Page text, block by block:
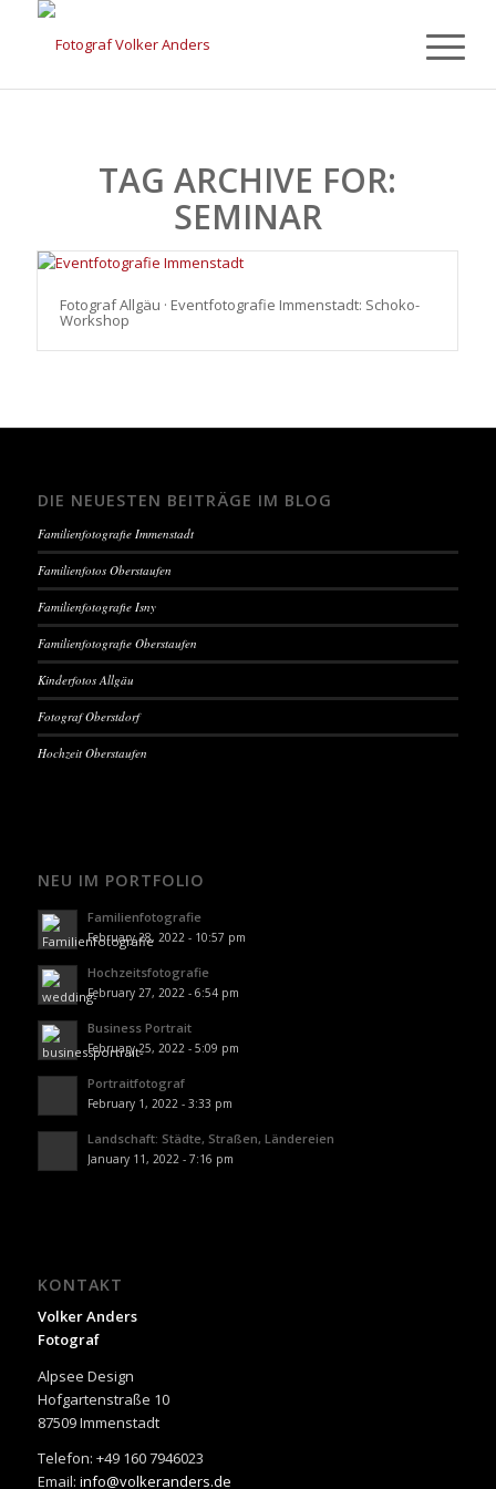
TAG ARCHIVE FOR:
SEMINAR
Fotograf Allgäu · Eventfotografie Immenstadt: Schoko-
Workshop
DIE NEUESTEN BEITRÄGE IM BLOG
Familienfotografie Immenstadt
Familienfotos Oberstaufen
Familienfotografie Isny
Familienfotografie Oberstaufen
Kinderfotos Allgäu
Fotograf Oberstdorf
Hochzeit Oberstaufen
NEU IM PORTFOLIO
Familienfotografie
February 28, 2022 - 10:57 pm
Hochzeitsfotografie
February 27, 2022 - 6:54 pm
Business Portrait
February 25, 2022 - 5:09 pm
Portraitfotograf
February 1, 2022 - 3:33 pm
Landschaft: Städte, Straßen, Ländereien
January 11, 2022 - 7:16 pm
KONTAKT
Volker Anders
Fotograf
Alpsee Design
Hofgartenstraße 10
87509 Immenstadt
Telefon: +49 160 7946023
Email: info@volkeranders.de